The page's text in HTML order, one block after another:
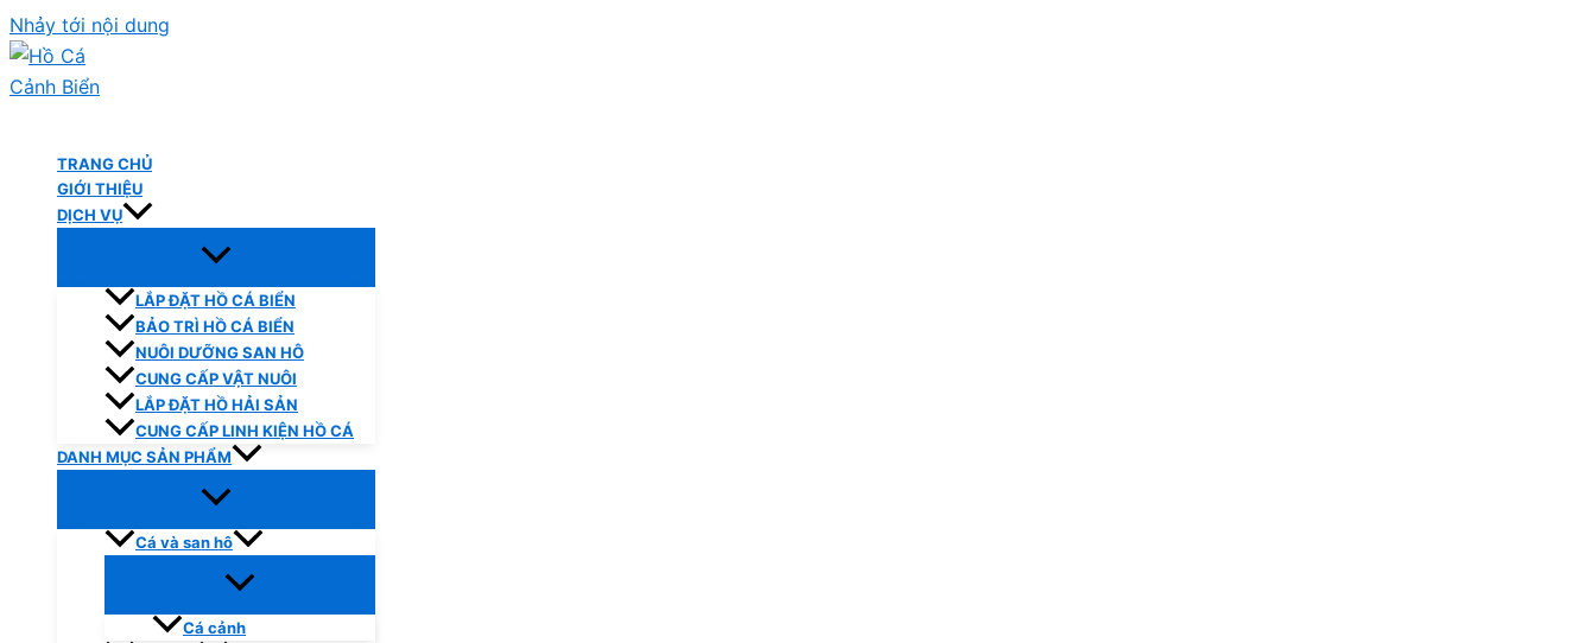
Nhảy tới nội dung
TRANG CHỦ
GIỚI THIỆU
DỊCH VỤ
LẮP ĐẶT HỒ CÁ BIỂN
BẢO TRÌ HỒ CÁ BIỂN
NUÔI DƯỠNG SAN HÔ
CUNG CẤP VẬT NUÔI
LẮP ĐẶT HỒ HẢI SẢN
CUNG CẤP LINH KIỆN HỒ CÁ
DANH MỤC SẢN PHẨM
Cá và san hô
Cá cảnh